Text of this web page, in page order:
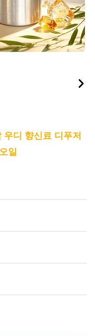
디 향신료 디푸저
일